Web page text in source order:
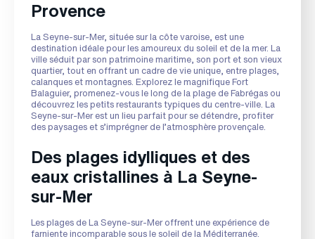
Provence
La Seyne-sur-Mer, située sur la côte varoise, est une
destination idéale pour les amoureux du soleil et de la mer. La
ville séduit par son patrimoine maritime, son port et son vieux
quartier, tout en offrant un cadre de vie unique, entre plages,
calanques et montagnes. Explorez le magnifique Fort
Balaguier, promenez-vous le long de la plage de Fabrégas ou
découvrez les petits restaurants typiques du centre-ville. La
Seyne-sur-Mer est un lieu parfait pour se détendre, profiter
des paysages et s’imprégner de l’atmosphère provençale.
Des plages idylliques et des
eaux cristallines à La Seyne-
sur-Mer
Les plages de La Seyne-sur-Mer offrent une expérience de
farniente incomparable sous le soleil de la Méditerranée.